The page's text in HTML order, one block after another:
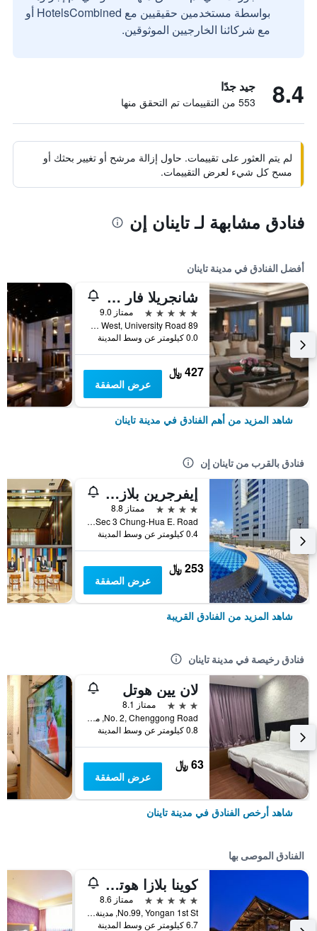
بواسطة مستخدمين حقيقيين مع HotelsCombined أو
مع شركائنا الخارجيين الموثوقين.
8.4 جيد جدًا
553 من التقييمات تم التحقق منها
لم يتم العثور على تقييمات. حاول إزالة مرشح أو تغيير بحثك أو
مسح كل شيء لعرض التقييمات.
فنادق مشابهة لـ تاينان إن
أفضل الفنادق في مدينة تاينان
شانجريلا فار إيسترن تاينان
5 نجوم
ممتاز 9.0
89 Section West, University Road, مدينة تاينان, تايوان
0.0 كيلومتر عن وسط المدينة
427 ﷼
عرض الصفقة
شاهد المزيد من أهم الفنادق في مدينة تاينان
فنادق بالقرب من تاينان إن
إيفرجرين بلازا هوتل تينان
4 نجوم
ممتاز 8.8
No 1 Lane 336 Sec 3 Chung-Hua E. Road, مدينة تاينان, تايوان
0.4 كيلومتر عن وسط المدينة
253 ﷼
عرض الصفقة
شاهد المزيد من الفنادق القريبة
فنادق رخيصة في مدينة تاينان
لان يين هوتل
3 نجوم
ممتاز 8.1
No. 2, Chenggong Road, مدينة تاينان, تايوان
0.8 كيلومتر عن وسط المدينة
63 ﷼
عرض الصفقة
شاهد أرخص الفنادق في مدينة تاينان
الفنادق الموصى بها
كوينا بلازا هوتل تاينان
5 نجوم
ممتاز 8.6
No.99, Yongan 1st St, مدينة تاينان, تايوان
6.7 كيلومتر عن وسط المدينة